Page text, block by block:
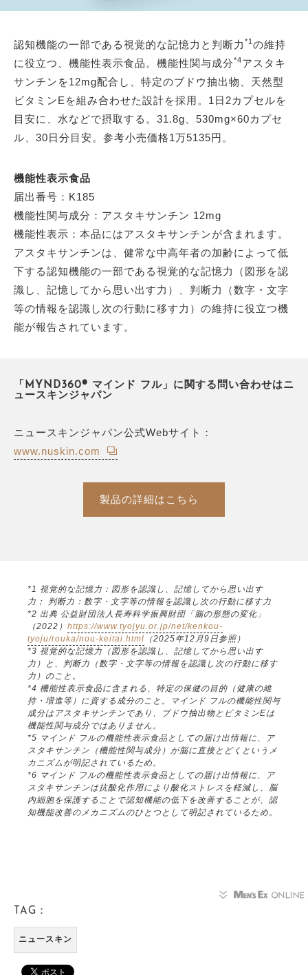
認知機能の一部である視覚的な記憶力と判断力 *1の維持
に役立つ、機能性表示食品。機能性関与成分*4アスタキ
サンチンを12mg配合し、特定のブドウ抽出物、天然型
ビタミンEを組み合わせた設計を採用。1日2カプセルを
目安に、水などで摂取する。31.8g、530mg×60カプセ
ル、30日分目安。参考小売価格1万5135円。
機能性表示食品
届出番号：K185
機能性関与成分：アスタキサンチン 12mg
機能性表示：本品にはアスタキサンチンが含まれます。
アスタキサンチンは、健常な中高年者の加齢によって低
下する認知機能の一部である視覚的な記憶力（図形を認
識し、記憶してから思い出す力）、判断力（数字・文字
等の情報を認識し次の行動に移す力）の維持に役立つ機
能が報告されています。
「MYND360® マインド フル」に関する問い合わせはニ
ュースキンジャパン
ニュースキンジャパン公式Webサイト：
www.nuskin.com
製品の詳細はこちら
*1 視覚的な記憶力：図形を認識し、記憶してから思い出す
力； 判断力：数字・文字等の情報を認識し次の行動に移す力
*2 出典 公益財団法人長寿科学振興財団「脳の形態の変化」
（2022） https://www.tyojyu.or.jp/net/kenkou-
tyoju/rouka/nou-keitai.html （2025年12月9日参照）
*3 視覚的な記憶力（図形を認識し、記憶してから思い出す
力）と、判断力（数字・文字等の情報を認識し次の行動に移す
力）のこと。
*4 機能性表示食品に含まれる、特定の保健の目的（健康の維
持・増進等）に資する成分のこと。マインド フルの機能性関与
成分はアスタキサンチンであり、ブドウ抽出物とビタミンEは
機能性関与成分ではありません。
*5 マインド フルの機能性表示食品としての届け出情報に、ア
スタキサンチン（機能性関与成分）が脳に直接とどくというメ
カニズムが明記されているため。
*6 マインド フルの機能性表示食品としての届け出情報に、ア
スタキサンチンは抗酸化作用により酸化ストレスを軽減し、脳
内細胞を保護することで認知機能の低下を改善することが、認
知機能改善のメカニズムのひとつとして明記されているため。
TAG：
ニュースキン